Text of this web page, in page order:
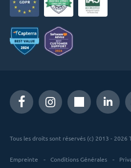
Tous les droits sont réservés (c) 2013 - 2026
Empreinte Conditions Générales